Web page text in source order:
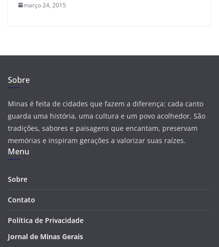
março 24, 2015
Sobre
Minas é feita de cidades que fazem a diferença: cada canto
guarda uma história, uma cultura e um povo acolhedor. São
tradições, sabores e paisagens que encantam, preservam
memórias e inspiram gerações a valorizar suas raízes.
Menu
Sobre
Contato
Política de Privacidade
Jornal de Minas Gerais